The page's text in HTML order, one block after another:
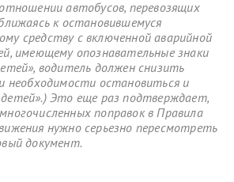
автобусов, перевозящих
к остановившемуся
средству с включенной аварийной
имеющему опознавательные знаки
водитель должен снизить
необходимости остановиться и
Это еще раз подтверждает,
поправок в Правила
нужно серьезно пересмотреть
документ.